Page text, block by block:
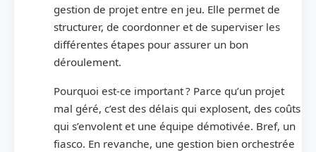
gestion de projet entre en jeu. Elle permet de
structurer, de coordonner et de superviser les
différentes étapes pour assurer un bon
déroulement.
Pourquoi est-ce important ? Parce qu’un projet
mal géré, c’est des délais qui explosent, des coûts
qui s’envolent et une équipe démotivée. Bref, un
fiasco. En revanche, une gestion bien orchestrée